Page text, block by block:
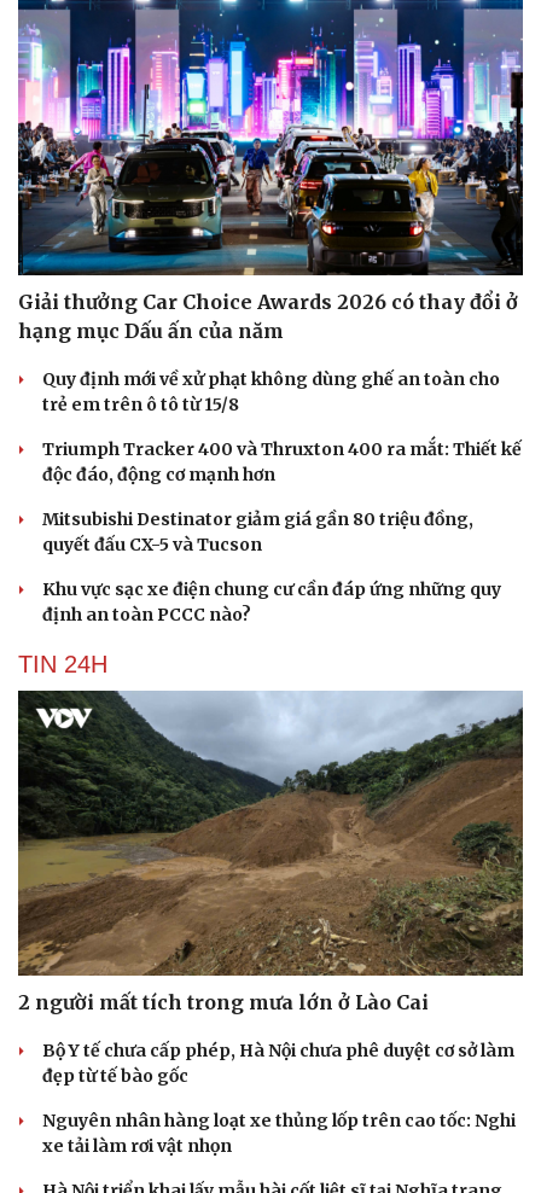
Giải thưởng Car Choice Awards 2026 có thay đổi ở
hạng mục Dấu ấn của năm
Quy định mới về xử phạt không dùng ghế an toàn cho
trẻ em trên ô tô từ 15/8
Triumph Tracker 400 và Thruxton 400 ra mắt: Thiết kế
độc đáo, động cơ mạnh hơn
Mitsubishi Destinator giảm giá gần 80 triệu đồng,
quyết đấu CX-5 và Tucson
Khu vực sạc xe điện chung cư cần đáp ứng những quy
định an toàn PCCC nào?
TIN 24H
2 người mất tích trong mưa lớn ở Lào Cai
Bộ Y tế chưa cấp phép, Hà Nội chưa phê duyệt cơ sở làm
đẹp từ tế bào gốc
Nguyên nhân hàng loạt xe thủng lốp trên cao tốc: Nghi
xe tải làm rơi vật nhọn